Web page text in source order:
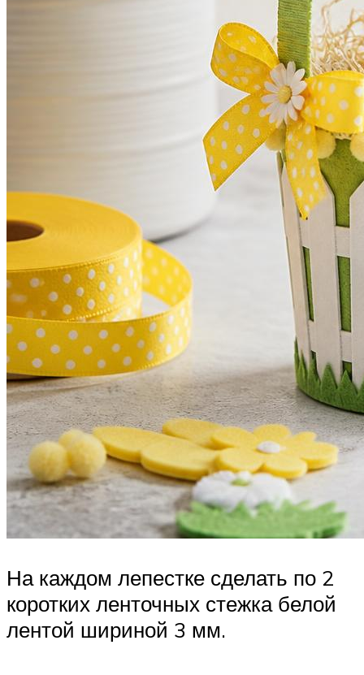
На каждом лепестке сделать по 2
коротких ленточных стежка белой
лентой шириной 3 мм.